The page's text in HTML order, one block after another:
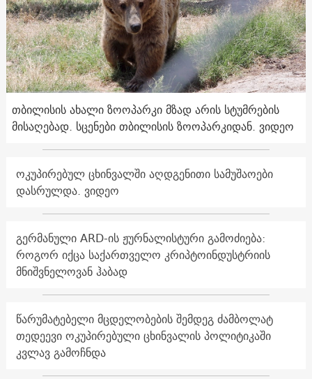
თბილისის ახალი ზოოპარკი მზად არის სტუმრების
მისაღებად. სცენები თბილისის ზოოპარკიდან. ვიდეო
ოკუპირებულ ცხინვალში აღდგენითი სამუშაოები
დასრულდა. ვიდეო
გერმანული ARD-ის ჟურნალისტური გამოძიება:
როგორ იქცა საქართველო კრიპტოინდუსტრიის
მნიშვნელოვან ჰაბად
წარუმატებელი მცდელობების შემდეგ ძამბოლატ
თედეევი ოკუპირებული ცხინვალის პოლიტიკაში
კვლავ გამოჩნდა